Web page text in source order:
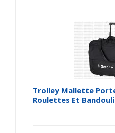
Trolley Mallette
Roulettes Et